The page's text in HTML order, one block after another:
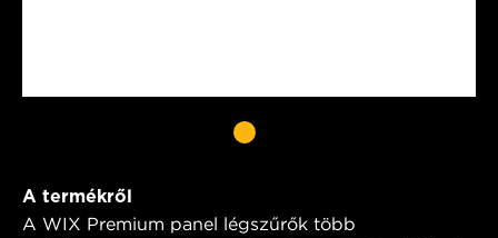
A termékről
A WIX Premium panel légszűrők több